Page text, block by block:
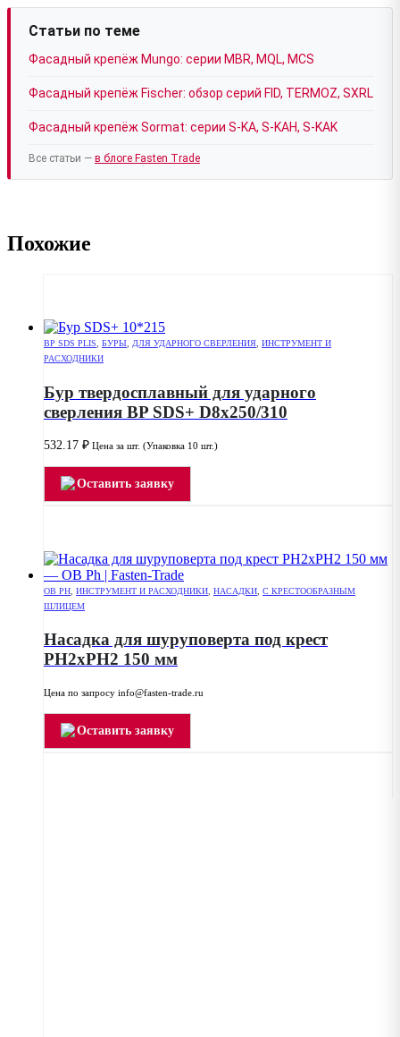
Статьи по теме
Фасадный крепёж Mungo: серии MBR, MQL, MCS
Фасадный крепёж Fischer: обзор серий FID, TERMOZ, SXRL
Фасадный крепёж Sormat: серии S-KA, S-KAH, S-KAK
Все статьи — в блоге Fasten Trade
Похожие
BP SDS PLIS, БУРЫ, ДЛЯ УДАРНОГО СВЕРЛЕНИЯ, ИНСТРУМЕНТ И
РАСХОДНИКИ
Бур твердосплавный для ударного
сверления BP SDS+ D8x250/310
532.17 ₽ Цена за шт. (Упаковка 10 шт.)
Оставить заявку
OB PH ИНСТРУМЕНТ И РАСХОДНИКИ НАСАДКИ С КРЕСТООБРАЗНЫМ
ШЛИЦЕМ
Насадка для шуруповерта под крест
РН2хPH2 150 мм
Цена по запросу info@fasten-trade.ru
Оставить заявку